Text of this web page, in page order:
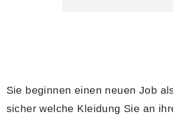
Sie beginnen einen neuen Job
sicher welche Kleidung Sie an